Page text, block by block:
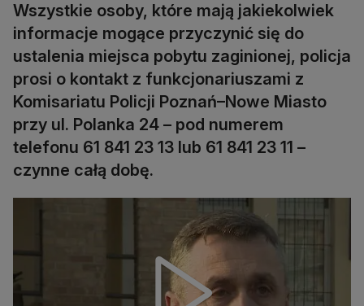
Wszystkie osoby, które mają jakiekolwiek
informacje mogące przyczynić się do
ustalenia miejsca pobytu zaginionej, policja
prosi o kontakt z funkcjonariuszami z
Komisariatu Policji Poznań–Nowe Miasto
przy ul. Polanka 24 – pod numerem
telefonu 61 841 23 13 lub 61 841 23 11 –
czynne całą dobę.